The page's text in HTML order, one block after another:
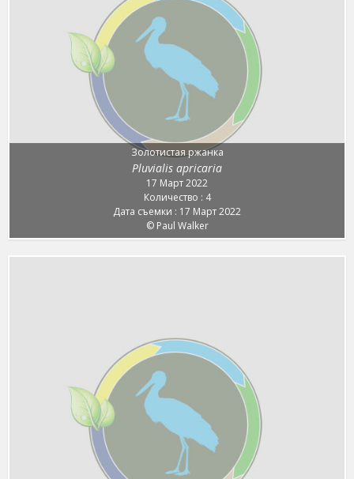
Золотистая ржанка
Pluvialis apricaria
17 Март 2022
Количество : 4
Дата съемки : 17 Март 2022
© Paul Walker